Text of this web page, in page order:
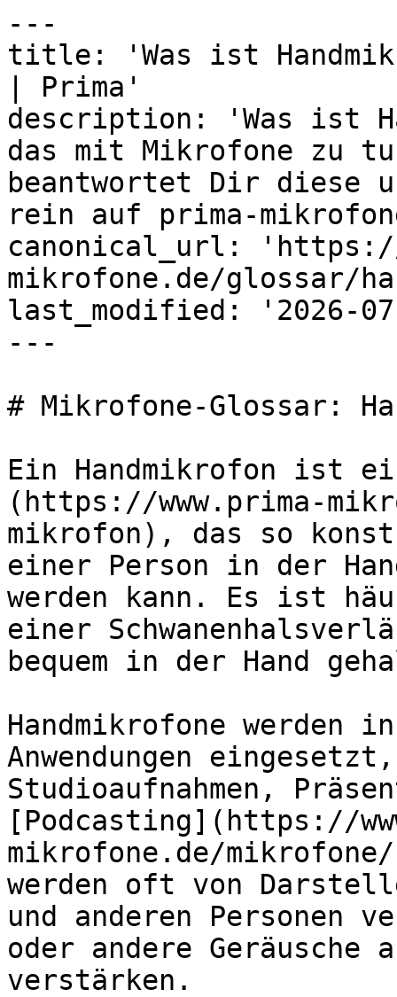
---
title: 'Was ist
| Prima'
description: 'Was ist
das mit Mikrofone zu
beantwortet Dir diese
rein auf prima-
canonical_url: 'https://
mikrofone.de/glossar/
last_modified: '2026-
---
# Mikrofone-Glossar:
Ein Handmikrofon ist
(https://www.prima-
mikrofon), das so
einer Person in der
werden kann. Es ist
einer
bequem in der Hand
Handmikrofone werden
Anwendungen
Studioaufnahmen,
[Podcasting](https://
mikrofone.de/
werden oft von
und anderen Personen
oder andere Geräusche
verstärken.